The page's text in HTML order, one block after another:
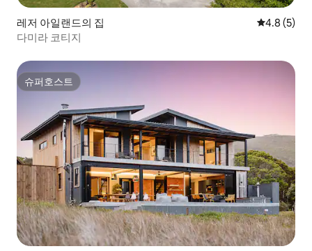
레저 아일랜드의 집 평점 4.8점
4.8 (5)
다미라 코티지
슈퍼호스트
슈퍼호스트